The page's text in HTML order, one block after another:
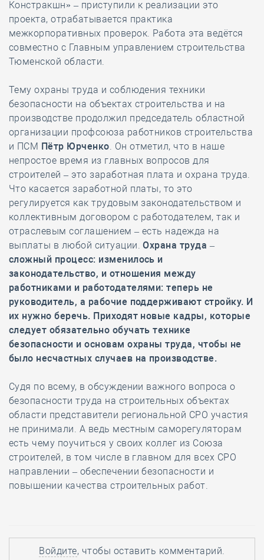
Констракшн» – приступили к реализации это
проекта, отрабатывается практика
межкорпоративных проверок. Работа эта ведётся
совместно с Главным управлением строительства
Тюменской области.
Тему охраны труда и соблюдения техники
безопасности на объектах строительства и на
производстве продолжил председатель областной
организации профсоюза работников строительства
и ПСМ Пётр Юрченко. Он отметил, что в наше
непростое время из главных вопросов для
строителей – это заработная плата и охрана труда.
Что касается заработной платы, то это
регулируется как трудовым законодательством и
коллективным договором с работодателем, так и
отраслевым соглашением – есть надежда на
выплаты в любой ситуации.Охрана труда –
сложный процесс: изменилось и
законодательство, и отношения между
работниками и работодателями: теперь не
руководитель, а рабочие поддерживают стройку. И
их нужно беречь. Приходят новые кадры, которые
следует обязательно обучать технике
безопасности и основам охраны труда, чтобы не
было несчастных случаев на производстве.
Судя по всему, в обсуждении важного вопроса о
безопасности труда на строительных объектах
области представители региональной СРО участия
не принимали. А ведь местным саморегуляторам
есть чему поучиться у своих коллег из Союза
строителей, в том числе в главном для всех СРО
направлении – обеспечении безопасности и
повышении качества строительных работ.
Войдите, чтобы оставить комментарий.